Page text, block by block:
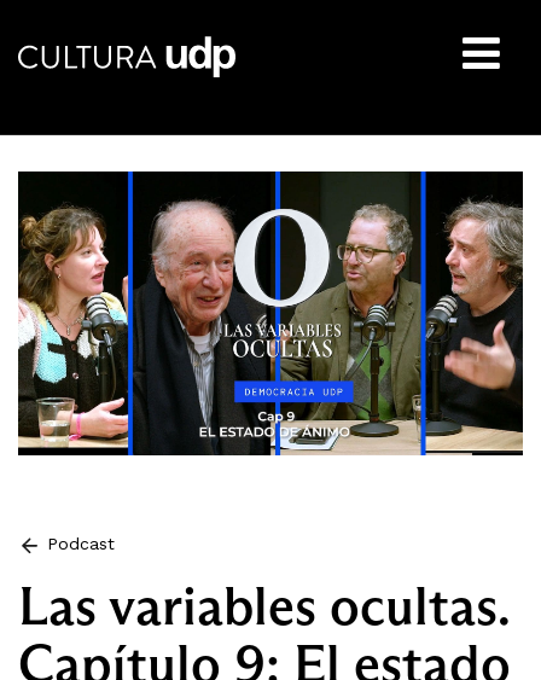
Podcast
Las variables ocultas.
Capítulo 9: El estado